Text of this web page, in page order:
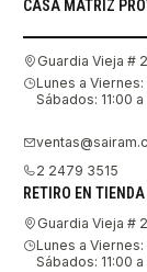
CASA MATRIZ
Guardia Vieja #
Lunes a Viernes:
Sábados: 11:00
2 2479 3515
RETIRO EN TIENDA
Guardia Vieja #
Lunes a Viernes:
Sábados: 11:00